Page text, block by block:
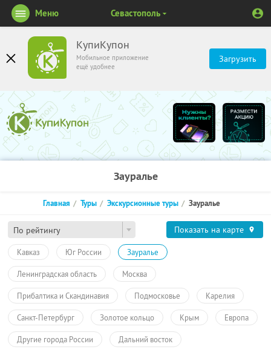
КупиКупон
Мобильное приложение
ещё удобнее
Загрузить
Меню Севастополь
Зауралье
По рейтингу
Главная Туры Экскурсионные туры Зауралье
Показать на карте
Кавказ Юг России Зауралье
Ленинградская область Москва
Прибалтика и Скандинавия Подмосковье Карелия
Санкт-Петербург Золотое кольцо Крым Европа
Другие города России Дальний восток